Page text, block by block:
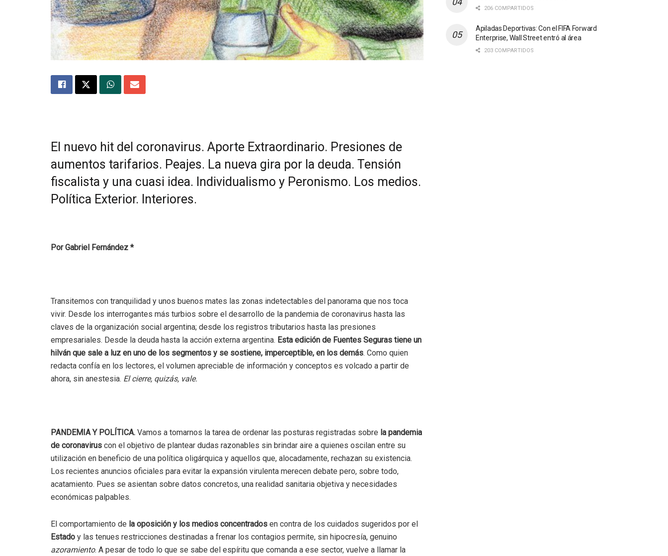
El nuevo hit del coronavirus. Aporte Extraordinario. Presiones de
aumentos tarifarios. Peajes. La nueva gira por la deuda. Tensión
fiscalista y una cuasi idea. Individualismo y Peronismo. Los medios.
Política Exterior. Interiores.
Por Gabriel Fernández *
Transitemos con tranquilidad y unos buenos mates las zonas indetectables del panorama que nos toca
vivir. Desde los interrogantes más turbios sobre el desarrollo de la pandemia de coronavirus hasta las
claves de la organización social argentina; desde los registros tributarios hasta las presiones
empresariales. Desde la deuda hasta la acción externa argentina. Esta edición de Fuentes Seguras tiene un
hilván que sale a luz en uno de los segmentos y se sostiene, imperceptible, en los demás. Como quien
redacta confía en los lectores, el volumen apreciable de información y conceptos es volcado a partir de
ahora, sin anestesia. El cierre, quizás, vale.
PANDEMIA Y POLÍTICA. Vamos a tomarnos la tarea de ordenar las posturas registradas sobre la pandemia
de coronavirus con el objetivo de plantear dudas razonables sin brindar aire a quienes oscilan entre su
utilización en beneficio de una política oligárquica y aquellos que, alocadamente, rechazan su existencia.
Los recientes anuncios oficiales para evitar la expansión virulenta merecen debate pero, sobre todo,
acatamiento. Pues se asientan sobre datos concretos, una realidad sanitaria objetiva y necesidades
económicas palpables.
El comportamiento de la oposición y los medios concentrados en contra de los cuidados sugeridos por el
Estado y las tenues restricciones destinadas a frenar los contagios permite, sin hipocresía, genuino
azoramiento. A pesar de todo lo que se sabe del espíritu que comanda a ese sector, vuelve a llamar la
206 COMPARTIDOS
Apiladas Deportivas: Con el FIFA Forward
Enterprise, Wall Street entró al área
203 COMPARTIDOS